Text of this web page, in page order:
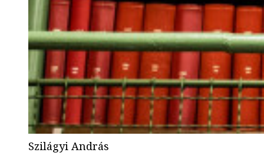
Szilágyi András